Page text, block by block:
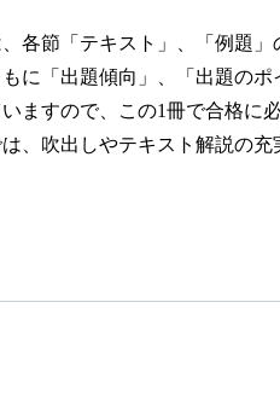
各節「テキスト」、「例題」
に「出題傾向」、「出題の
ますので、この1冊で合格に
、吹出しやテキスト解説の充